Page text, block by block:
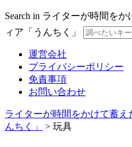
Search in ライターが時間を
ィア「うんちく」
運営会社
プライバシーポリシー
免責事項
お問い合わせ
ライターが時間をかけて蓄
んちく」
> 玩具